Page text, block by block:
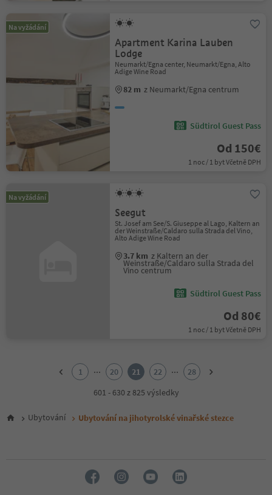
Na vyžádání
Apartment Karina Lauben
Lodge
Neumarkt/Egna center, Neumarkt/Egna, Alto
Adige Wine Road
82 m z Neumarkt/Egna centrum
Südtirol Guest Pass
Od 150€
1 noc / 1 byt Včetně DPH
Na vyžádání
Seegut
St. Josef am See/S. Giuseppe al Lago, Kaltern an
der Weinstraße/Caldaro sulla Strada del Vino,
Alto Adige Wine Road
3.7 km z Kaltern an der
Weinstraße/Caldaro sulla Strada del
Vino centrum
Südtirol Guest Pass
Od 80€
1 noc / 1 byt Včetně DPH
6
1 ... 20 21 22 ...
28
601 - 630 z 825 výsledky
Ubytování Ubytování na jihotyrolské vinařské stezce